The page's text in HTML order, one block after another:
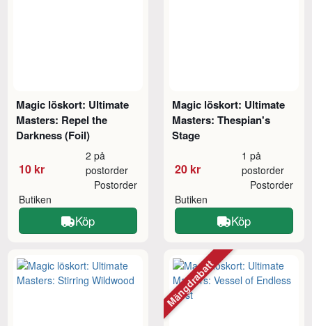
Magic löskort: Ultimate
Masters: Repel the
Darkness (Foil)
10 kr
2 på
postorder
Butiken
Postorder
Köp
Magic löskort: Ultimate
Masters: Thespian's
Stage
20 kr
1 på
postorder
Butiken
Postorder
Köp
Mängdrabatt